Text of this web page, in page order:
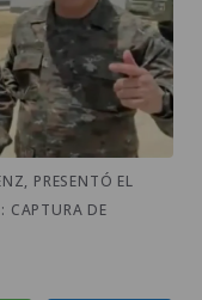
PRESENTÓ EL
CAPTURA DE